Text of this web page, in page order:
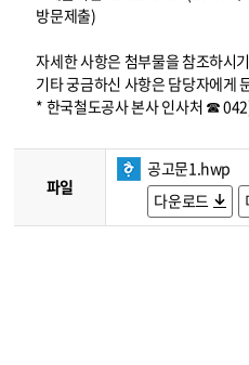
방문제출)
자세한 사항은 첨부물을 참조하시
기타 궁금하신 사항은 담당자에게
* 한국철도공사 본사 인사처 ☎
파일
공고문1.hwp
다운로드